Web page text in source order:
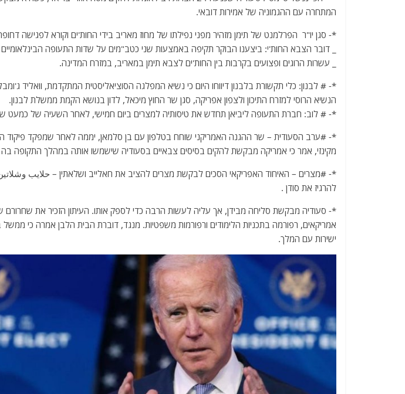
המתחרה עם ההגמוניה של אמירות דובאי.
*- סגן יו"ר הפרלמנט של תימן מזהיר מפני נפילתו של מחוז מאריב בידי החות'ים וקורא לפגישה
_ דובר הצבא החות'י: ביצענו הבוקר תקיפה באמצעות שני כטב"מים על שדות התעופה
_ עשרות הרוגים ופצועים בקרבות בין החות'ים לצבא תימן במאריב, במזרח המדינה.
*- # לבנון: כלי תקשורת בלבנון דיווחו היום כי נשיא המפלגה הסוציאליסטית המתקדמת, וואליד
הנשיא הרוסי למזרח התיכון ולצפון אפריקה, סגן שר החוץ מיכאל, לדון בנושא הקמת ממשלת לבנון.
*- # לוב: חברת התעופה ליביאן תחדש את טיסותיה למצרים ביום חמישי, לאחר השעיה של כמעט
*- #ערב הסעודית – שר ההגנה האמריקני שוחח בטלפון עם בן סלמאן, יממה לאחר שמפקד פיקוד
מקינזי, אמר כי אמריקה מבקשת להקים בסיסים צבאיים בסעודיה שישמשו אותה במהלך התקופה בה
*- #מצרים – האיחוד האפריקאי הסכים לבקשת מצרים להציב את חאלייב ושלאתין – حلايب
להרגיז את סודן .
*- סעודיה מבקשת סליחה מבידן, אך עליה לעשות הרבה כדי לספק אותו. העיתון הזכיר את שחרורם
אמריקאים, רפורמה בתכניות הלימודים ורפורמות משפטיות. מנגד, דוברת הבית הלבן אמרה כי ממשל
ישירות עם המלך.